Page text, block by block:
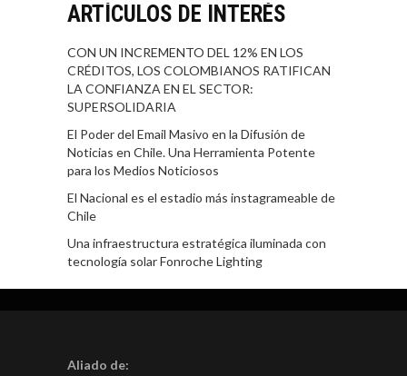
ARTÍCULOS DE INTERÉS
CON UN INCREMENTO DEL 12% EN LOS
CRÉDITOS, LOS COLOMBIANOS RATIFICAN
LA CONFIANZA EN EL SECTOR:
SUPERSOLIDARIA
El Poder del Email Masivo en la Difusión de
Noticias en Chile. Una Herramienta Potente
para los Medios Noticiosos
El Nacional es el estadio más instagrameable de
Chile
Una infraestructura estratégica iluminada con
tecnología solar Fonroche Lighting
Aliado de: